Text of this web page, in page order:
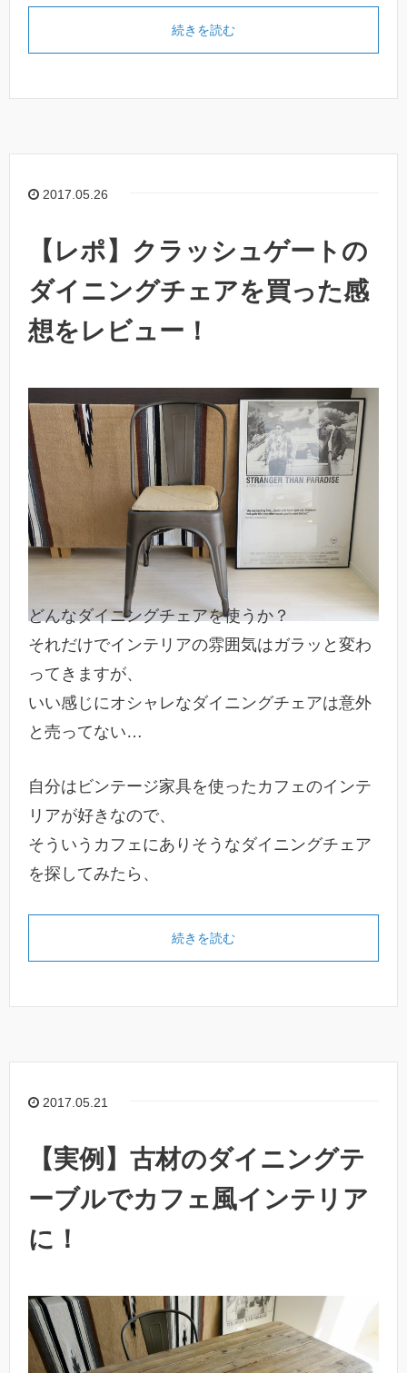
続きを読む
2017.05.26
【レポ】クラッシュゲートの
ダイニングチェアを買った感
想をレビュー！
どんなダイニングチェアを使うか？
それだけでインテリアの雰囲気はガラッと変わ
ってきますが、
いい感じにオシャレなダイニングチェアは意外
と売ってない…
自分はビンテージ家具を使ったカフェのインテ
リアが好きなので、
そういうカフェにありそうなダイニングチェア
を探してみたら、
続きを読む
2017.05.21
【実例】古材のダイニングテ
ーブルでカフェ風インテリア
に！